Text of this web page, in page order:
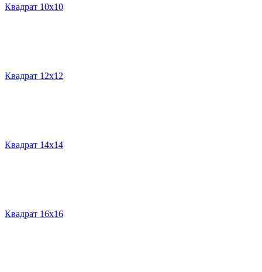
Квадрат 10х10
Квадрат 12х12
Квадрат 14х14
Квадрат 16х16